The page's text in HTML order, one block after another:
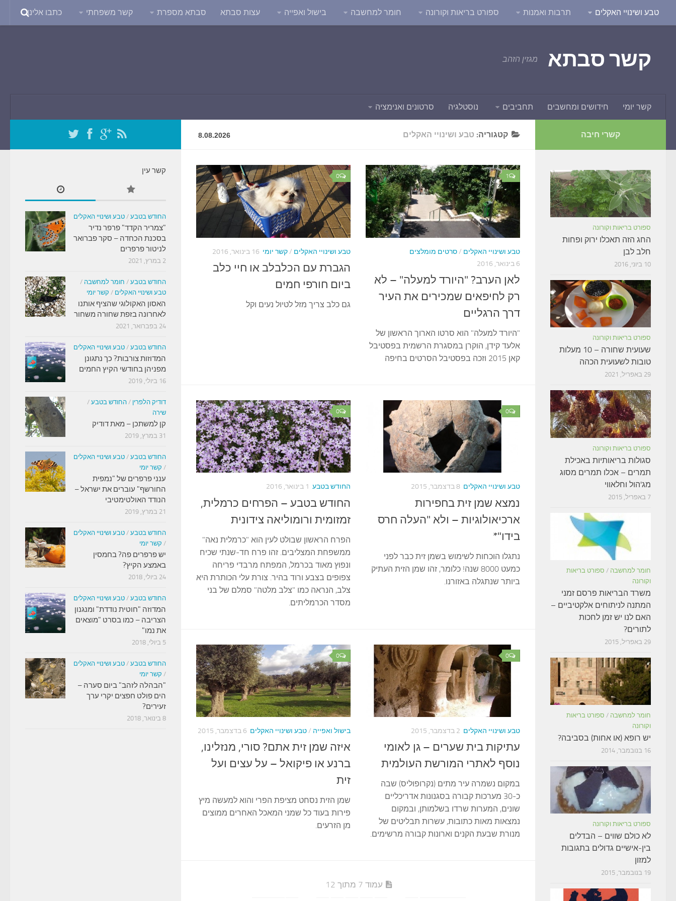
טבע ושינויי האקלים תרבות ואמנות ספורט בריאות וקורונה חומר למחשבה בישול ואפייה עצות סבתא סבתא מספרת קשר משפחתי כתבו אלינו
קשר סבתא מגזין הזהב
קשר יומי חידושים ומחשבים תחביבים נוסטלגיה סרטונים ואנימציה
קטגוריה: טבע ושינויי האקלים 8.08.2026
0
טבע ושינויי האקלים /קשר יומי 16 בינואר, 2016
הגברת עם הכלבלב או חיי כלב
ביום חורפי חמים
גם כלב צריך מזל לטיול נעים וקל
1
טבע ושינויי האקלים /סרטים מומלצים
6 בינואר, 2016
לאן הערב? "היורד למעלה" – לא
רק לחיפאים שמכירים את העיר
דרך הרגליים
"היורד למעלה" הוא סרטו הארוך הראשון של
אלעד קידן, הוקרן במסגרת הרשמית בפסטיבל
קאן 2015 וזכה בפסטיבל הסרטים בחיפה
0
החודש בטבע 1 בינואר, 2016
החודש בטבע – הפרחים כרמלית,
זמזומית ורומוליאה צידונית
הפרח הראשון שבולט לעין הוא "כרמלית נאה"
ממשפחת המצליבים. זהו פרח חד-שנתי שכיח
ונפוץ מאוד בכרמל, המפתח מרבדי פריחה
צפופים בצבע ורוד בהיר. צורת עלי הכותרת היא
צלב, הנראה כמו "צלב מלטה" סמלם של בני
מסדר הכרמליתים.
0
טבע ושינויי האקלים 8 בדצמבר, 2015
נמצא שמן זית בחפירות
ארכיאולוגיות – ולא "העלה חרס
בידו"*
נתגלו הוכחות לשימוש בשמן זית כבר לפני
כמעט 8000 שנה! כלומר, זהו שמן הזית העתיק
ביותר שנתגלה באזורנו.
0
בישול ואפייה /טבע ושינויי האקלים 6 בדצמבר, 2015
איזה שמן זית אתם? סורי, מנזלינו,
ברנע או פיקואל – על עצים ועל
זית
שמן הזית נסחט מציפת הפרי והוא למעשה מיץ
פירות בעוד כל שמני המאכל האחרים ממוצים
מן הזרעים.
0
טבע ושינויי האקלים 2 בדצמבר, 2015
עתיקות בית שערים – גן לאומי
נוסף לאתרי המורשת העולמית
במקום נשמרה עיר מתים (נקרופוליס) שבה
כ-30 מערכות קבורה בסגנונות אדריכליים
שונים, המערות שרדו בשלמותן, ובמקום
נמצאות מאות כתובות, עשרות תבליטים של
מנורת שבעת הקנים וארונות קבורה מרשימים.
עמוד 7 מתוך 12
קשר עין
החודש בטבע / טבע ושינויי האקלים
"צמריר הקדד" פרפר נדיר
בסכנת הכחדה – סקר פברואר
לניטור פרפרים
2 במרץ, 2021
החודש בטבע / חומר למחשבה /
טבע ושינויי האקלים / קשר יומי
האסון האקולוגי שהציף אותנו
לאחרונה בזפת שחורה משחור
24 בפברואר, 2021
החודש בטבע / טבע ושינויי האקלים
המדוזות צורבות? כך נתגונן
מפניהן בחודשי הקיץ החמים
16 ביולי, 2019
דודיק הלפרין / החודש בטבע /
שירה
קן למשתכן – מאת דודיק
31 במרץ, 2019
החודש בטבע / טבע ושינויי האקלים
/ קשר יומי
ענני פרפרים של "נמפית
החורשף" עוברים את ישראל –
הנודד האולטימטיבי
21 במרץ, 2019
החודש בטבע / טבע ושינויי האקלים
/ קשר יומי
יש פרפרים פה? בחמסין
באמצע הקיץ?
24 ביולי, 2018
החודש בטבע / טבע ושינויי האקלים
המדוזה "חוטית נודדת" ומנגנון
הצריבה – כמו בסרט "מוצאים
את נמו"
5 ביולי, 2018
החודש בטבע / טבע ושינויי האקלים
/ קשר יומי
"הבהלה לזהב" ביום סערה –
הים פולט חפצים יקרי ערך
זעירים?
8 בינואר, 2018
קשרי חיבה
ספורט בריאות וקורונה
החג הזה תאכלו ירוק ופחות
חלב לבן
10 ביוני, 2016
ספורט בריאות וקורונה
שעועית שחורה – 10 מעלות
טובות לשעועית הכהה
29 באפריל, 2021
ספורט בריאות וקורונה
סגולות בריאותיות באכילת
תמרים – אכלו תמרים מסוג
מג'הול וחלאווי
7 באפריל, 2015
חומר למחשבה / ספורט בריאות
וקורונה
משרד הבריאות פרסם זמני
המתנה לניתוחים אלקטיביים –
האם לנו יש זמן לחכות
לתורים?
29 באפריל, 2015
חומר למחשבה / ספורט בריאות
וקורונה
יש רופא (או אחות) בסביבה?
16 בנובמבר, 2014
ספורט בריאות וקורונה
לא כולם שווים – הבדלים
בין-אישיים גדולים בתגובות
למזון
19 בנובמבר, 2015